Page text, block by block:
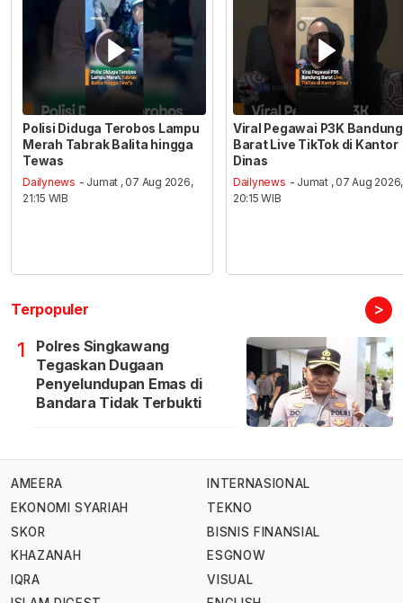
Polisi Diduga Terobos Lampu
Merah Tabrak Balita hingga
Tewas
Dailynews - Jumat , 07 Aug 2026,
21:15 WIB
Viral Pegawai P3K Bandung
Barat Live TikTok di Kantor
Dinas
Dailynews - Jumat , 07 Aug 2026,
20:15 WIB
Terpopuler >
1
Polres Singkawang
Tegaskan Dugaan
Penyelundupan Emas di
Bandara Tidak Terbukti
AMEERA
EKONOMI SYARIAH
SKOR
KHAZANAH
IQRA
INTERNASIONAL
TEKNO
BISNIS FINANSIAL
ESGNOW
VISUAL